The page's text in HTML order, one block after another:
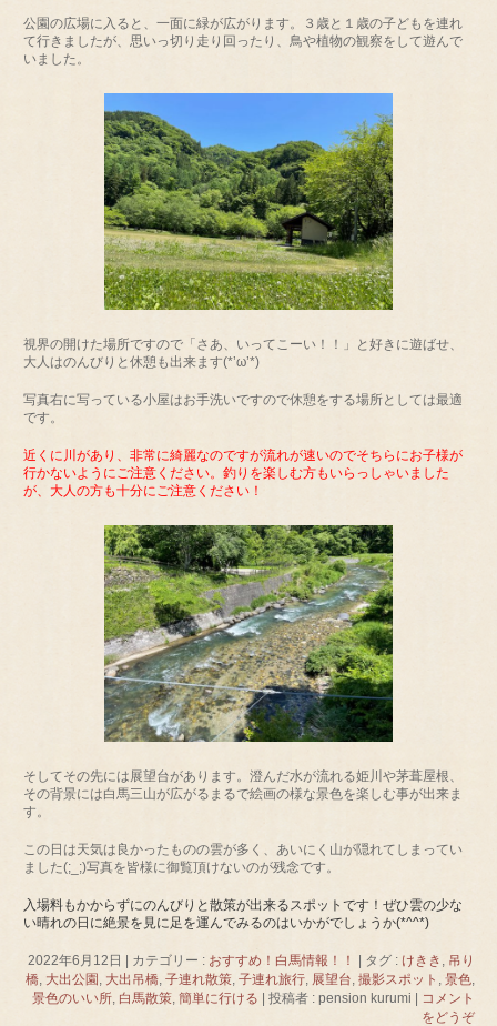
公園の広場に入ると、一面に緑が広がります。３歳と１歳の子どもを連れ
て行きましたが、思いっ切り走り回ったり、鳥や植物の観察をして遊んで
いました。
視界の開けた場所ですので「さあ、いってこーい！！」と好きに遊ばせ、
大人はのんびりと休憩も出来ます(*’ω’*)
写真右に写っている小屋はお手洗いですので休憩をする場所としては最適
です。
近くに川があり、非常に綺麗なのですが流れが速いのでそちらにお子様が
行かないようにご注意ください。釣りを楽しむ方もいらっしゃいました
が、大人の方も十分にご注意ください！
そしてその先には展望台があります。澄んだ水が流れる姫川や茅葺屋根、
その背景には白馬三山が広がるまるで絵画の様な景色を楽しむ事が出来ま
す。
この日は天気は良かったものの雲が多く、あいにく山が隠れてしまってい
ました(;_;)写真を皆様に御覧頂けないのが残念です。
入場料もかからずにのんびりと散策が出来るスポットです！ぜひ雲の少な
い晴れの日に絶景を見に足を運んでみるのはいかがでしょうか(*^^*)
2022年6月12日 カテゴリー : おすすめ！白馬情報！！ タグ : けきき , 吊り
橋, 大出公園 , 大出吊橋, 子連れ散策, 子連れ旅行, 展望台, 撮影スポット , 景色,
景色のいい所, 白馬散策, 簡単に行ける 投稿者 : pension kurumi
コメント
をどうぞ